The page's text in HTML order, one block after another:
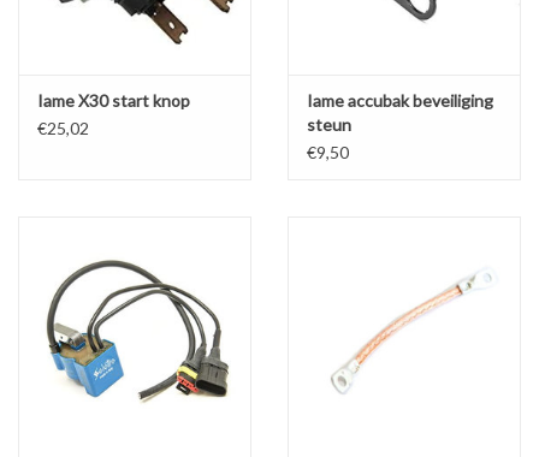
Iame X30 start knop
€25,02
Iame accubak beveiliging
steun
€9,50